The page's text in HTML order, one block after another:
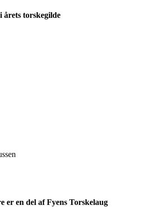
årets torskegilde
er en del af Fyens Torskelaug